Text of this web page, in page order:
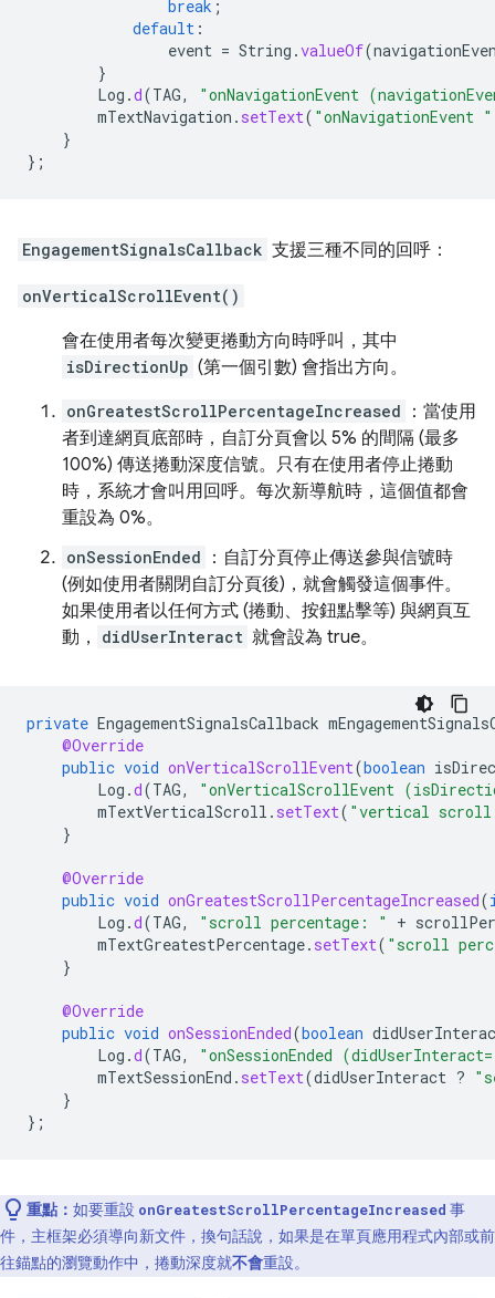
break ;
default :
event = String .valueOf(
}
Log .d(TAG,
"onNavigationEvent
mTextNavigation . setText( "onNavigationEvent "
}
};
EngagementSignalsCallback 支援三種不同的回呼：
onVerticalScrollEvent()
會在使用者每次變更捲動方向時呼叫，其中
isDirectionUp (第一個引數) 會指出方向。
onGreatestScrollPercentageIncreased
：當使用
者到達網頁底部時，自訂分頁會以 5% 的間隔 (最多
100%) 傳送捲動深度信號。只有在使用者停止捲動
時，系統才會叫用回呼。每次新導航時，這個值都會
重設為 0%。
onSessionEnded
：自訂分頁停止傳送參與信號時
(例如使用者關閉自訂分頁後)，就會觸發這個事件。
如果使用者以任何方式 (捲動、按鈕點擊等) 與網頁互
動，
didUserInteract 就會設為 true。
private EngagementSignalsCallback
@Override
public void onVerticalScrollEvent(boolean
Log .d(TAG,
"onVerticalScrollEvent
mTextVerticalScroll . setText( "vertical
}
@Override
public void onGreatestScrollPercentageIncreased(
Log .d(TAG, "scroll percentage: " +
mTextGreatestPercentage. setText( "scroll
}
@Override
public void onSessionEnded(boolean
Log .d(TAG,
"onSessionEnded
mTextSessionEnd . setText(didUserInteract ?
}
};
重點： 如要重設 onGreatestScrollPercentageIncreased 事
件，主框架必須導向新文件，換句話說，如果是在單頁應用程式內部或前
往錨點的瀏覽動作中，捲動深度就不會重設。